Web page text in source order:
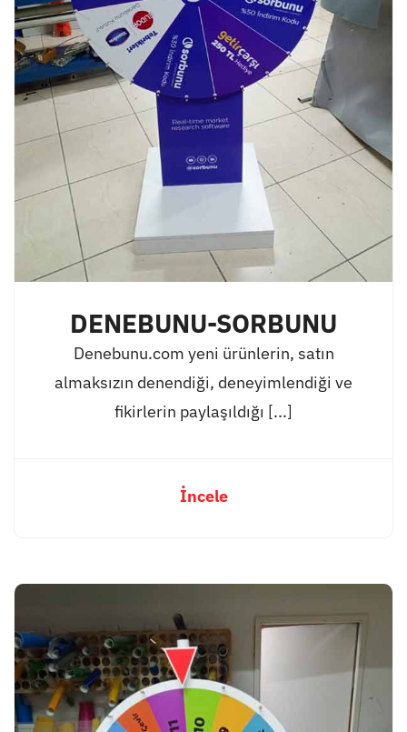
DENEBUNU-SORBUNU
Denebunu.com yeni ürünlerin, satın
almaksızın denendiği, deneyimlendiği ve
fikirlerin paylaşıldığı [...]
İncele